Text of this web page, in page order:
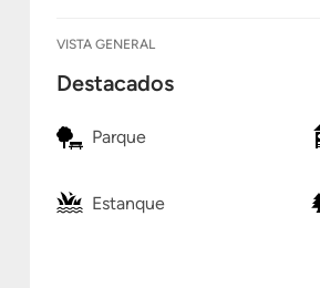
VISTA GENERAL
Destacados
Parque
Estanque